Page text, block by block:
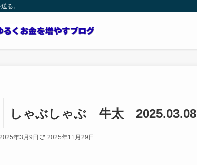
る。
しゃぶしゃぶ 牛太 2025.03.08
年3月9日 2025年11月29日